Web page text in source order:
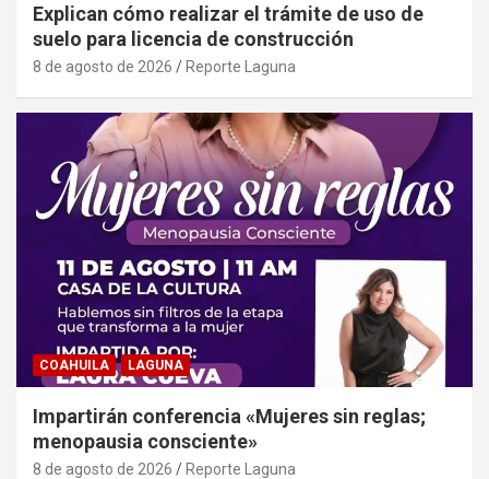
Explican cómo realizar el trámite de uso de
suelo para licencia de construcción
8 de agosto de 2026 Reporte Laguna
COAHUILA LAGUNA
Impartirán conferencia «Mujeres sin reglas;
menopausia consciente»
8 de agosto de 2026 Reporte Laguna